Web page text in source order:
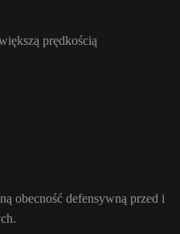
prędkością
obecność defensywną przed i